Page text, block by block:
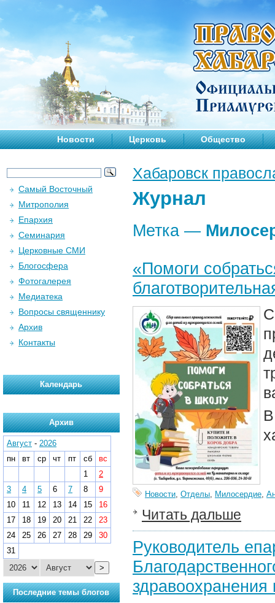
Новости Церковь Общество
Хабаровск
Журнал
Метка —
«Помоги
Новости, Отделы, Милосердие,
Читать дальше
Руководитель
здравоохранения
Самый Восточный
Митрополия
Епархия
Семинария
Церковные СМИ
Блогосфера
Фотогалерея
Медиатека
Вопросы священнику
Архив
Контакты
Календарь
Архив
Август - 2026
пн
вт ср чт пт сб
вс
1
2
3
4 5 6 7 8
9
10
11 12 13 14 15
16
17
18 19 20 21 22
23
24
25 26 27 28 29
30
31
>
Последние темы блогов